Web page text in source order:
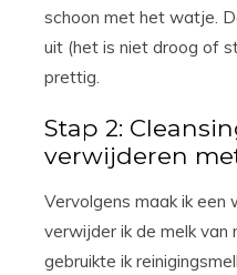
schoon met het watje.
uit (het is niet droog of
prettig.
Stap 2:
verwijderen
Vervolgens maak ik
verwijder ik de melk van
gebruikte ik